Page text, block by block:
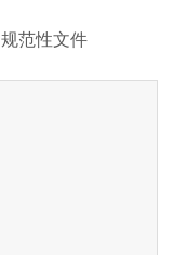
规范性文件